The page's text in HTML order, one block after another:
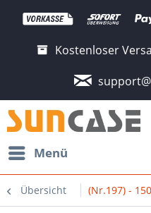
Kostenloser
Menü
Übersicht (Nr.197) -